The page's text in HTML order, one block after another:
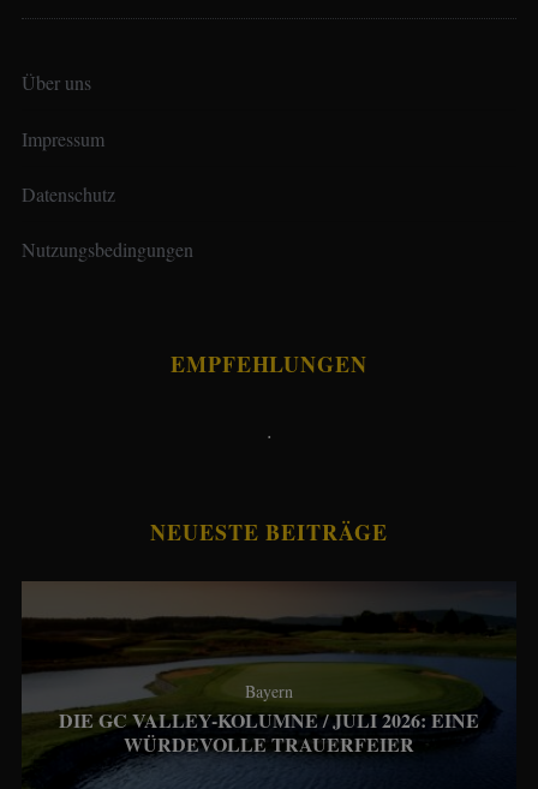
Über uns
Impressum
Datenschutz
Nutzungsbedingungen
EMPFEHLUNGEN
.
NEUESTE BEITRÄGE
Bayern
DIE GC VALLEY-KOLUMNE / JULI 2026: EINE
WÜRDEVOLLE TRAUERFEIER